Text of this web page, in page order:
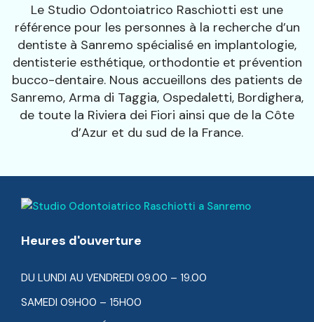
Le Studio Odontoiatrico Raschiotti est une
référence pour les personnes à la recherche d’un
dentiste à Sanremo spécialisé en implantologie,
dentisterie esthétique, orthodontie et prévention
bucco-dentaire. Nous accueillons des patients de
Sanremo, Arma di Taggia, Ospedaletti, Bordighera,
de toute la Riviera dei Fiori ainsi que de la Côte
d’Azur et du sud de la France.
Heures d'ouverture
DU LUNDI AU VENDREDI 09.00 – 19.00
SAMEDI 09H00 – 15H00